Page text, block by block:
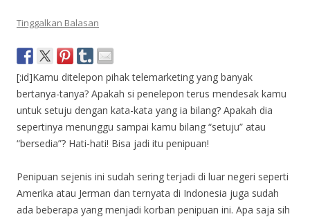
Tinggalkan Balasan
[:id]Kamu ditelepon pihak telemarketing yang banyak
bertanya-tanya? Apakah si penelepon terus mendesak kamu
untuk setuju dengan kata-kata yang ia bilang? Apakah dia
sepertinya menunggu sampai kamu bilang “setuju” atau
“bersedia”? Hati-hati! Bisa jadi itu penipuan!
Penipuan sejenis ini sudah sering terjadi di luar negeri seperti
Amerika atau Jerman dan ternyata di Indonesia juga sudah
ada beberapa yang menjadi korban penipuan ini. Apa saja sih